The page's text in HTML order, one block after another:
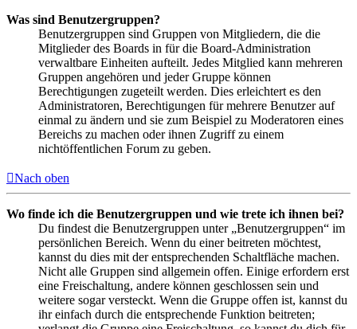
Was sind Benutzergruppen?
Benutzergruppen sind Gruppen von Mitgliedern, die die
Mitglieder des Boards in für die Board-Administration
verwaltbare Einheiten aufteilt. Jedes Mitglied kann mehreren
Gruppen angehören und jeder Gruppe können
Berechtigungen zugeteilt werden. Dies erleichtert es den
Administratoren, Berechtigungen für mehrere Benutzer auf
einmal zu ändern und sie zum Beispiel zu Moderatoren eines
Bereichs zu machen oder ihnen Zugriff zu einem
nichtöffentlichen Forum zu geben.
Nach oben
Wo finde ich die Benutzergruppen und wie trete ich ihnen bei?
Du findest die Benutzergruppen unter „Benutzergruppen“ im
persönlichen Bereich. Wenn du einer beitreten möchtest,
kannst du dies mit der entsprechenden Schaltfläche machen.
Nicht alle Gruppen sind allgemein offen. Einige erfordern erst
eine Freischaltung, andere können geschlossen sein und
weitere sogar versteckt. Wenn die Gruppe offen ist, kannst du
ihr einfach durch die entsprechende Funktion beitreten;